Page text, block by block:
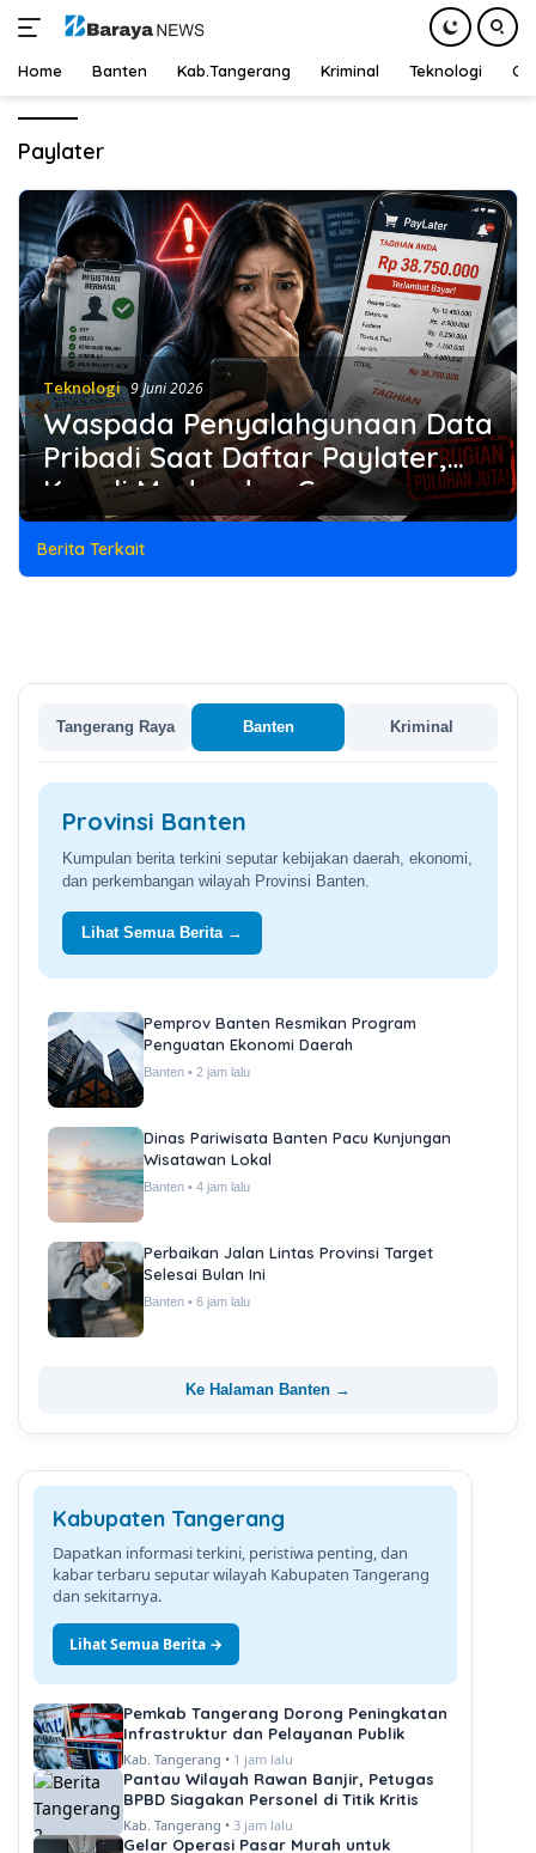
konten
Home Banten Kab.Tangerang Kriminal Teknologi
Paylater
Teknologi 9 Juni 2026
Waspada Penyalahgunaan Data
Pribadi Saat Daftar Paylater,
Kenali Modus dan Cara
Menghindarinya
Berita Terkait
Tangerang Raya Banten Kriminal
Provinsi Banten
Kumpulan berita terkini seputar kebijakan daerah, ekonomi,
dan perkembangan wilayah Provinsi Banten.
Lihat Semua Berita →
Pemprov Banten Resmikan Program
Penguatan Ekonomi Daerah
Banten • 2 jam lalu
Dinas Pariwisata Banten Pacu Kunjungan
Wisatawan Lokal
Banten • 4 jam lalu
Perbaikan Jalan Lintas Provinsi Target
Selesai Bulan Ini
Banten • 6 jam lalu
Ke Halaman Banten →
Kabupaten Tangerang
Dapatkan informasi terkini, peristiwa penting, dan
kabar terbaru seputar wilayah Kabupaten Tangerang
dan sekitarnya.
Lihat Semua Berita →
Pemkab Tangerang Dorong Peningkatan
Infrastruktur dan Pelayanan Publik
Kab. Tangerang • 1 jam lalu
Pantau Wilayah Rawan Banjir, Petugas
BPBD Siagakan Personel di Titik Kritis
Kab. Tangerang • 3 jam lalu
Gelar Operasi Pasar Murah untuk